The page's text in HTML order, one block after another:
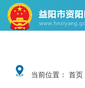
当前位置： 首页